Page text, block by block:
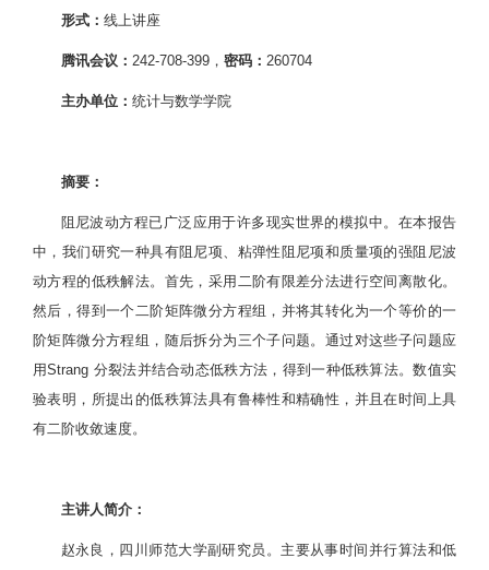
形式： 线上讲座
腾讯会议： 242-708-399， 密码： 260704
主办单位： 统计与数学学院
摘要：
阻尼波动方程已广泛应用于许多现实世界的模拟中。在本报告
中，我们研究一种具有阻尼项、粘弹性阻尼项和质量项的强阻尼波
动方程的低秩解法。首先，采用二阶有限差分法进行空间离散化。
然后，得到一个二阶矩阵微分方程组，并将其转化为一个等价的一
阶矩阵微分方程组，随后拆分为三个子问题。通过对这些子问题应
用Strang 分裂法并结合动态低秩方法，得到一种低秩算法。数值实
验表明，所提出的低秩算法具有鲁棒性和精确性，并且在时间上具
有二阶收敛速度。
主讲人简介：
赵永良，四川师范大学副研究员。主要从事时间并行算法和低